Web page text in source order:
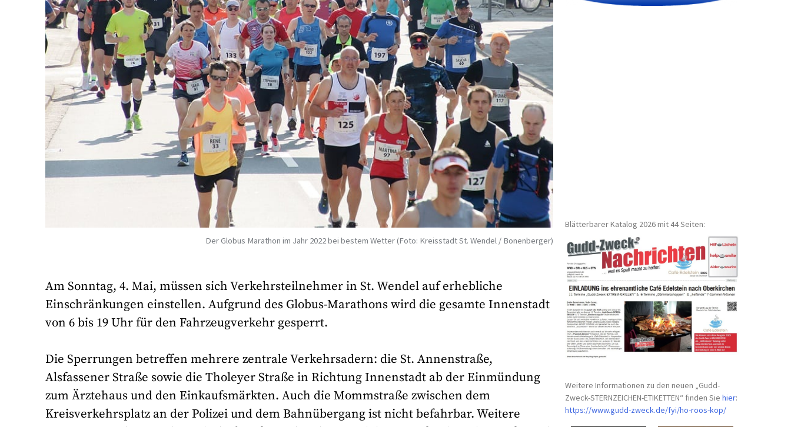
Der Globus Marathon im Jahr 2022 bei bestem Wetter (Foto: Kreisstadt St. Wendel / Bonenberger)
Am Sonntag, 4. Mai, müssen sich Verkehrsteilnehmer in St. Wendel auf erhebliche
Einschränkungen einstellen. Aufgrund des Globus-Marathons wird die gesamte Innenstadt
von 6 bis 19 Uhr für den Fahrzeugverkehr gesperrt.
Die Sperrungen betreffen mehrere zentrale Verkehrsadern: die St. Annenstraße,
Alsfassener Straße sowie die Tholeyer Straße in Richtung Innenstadt ab der Einmündung
zum Ärztehaus und den Einkaufsmärkten. Auch die Mommstraße zwischen dem
Kreisverkehrsplatz an der Polizei und dem Bahnübergang ist nicht befahrbar. Weitere
Blätterbarer Katalog 2026 mit 44 Seiten:
Weitere Informationen zu den neuen „Gudd-
Zweck-STERNZEICHEN-ETIKETTEN“ finden Siehier:
https://www.gudd-zweck.de/fyi/ho-roos-kop/